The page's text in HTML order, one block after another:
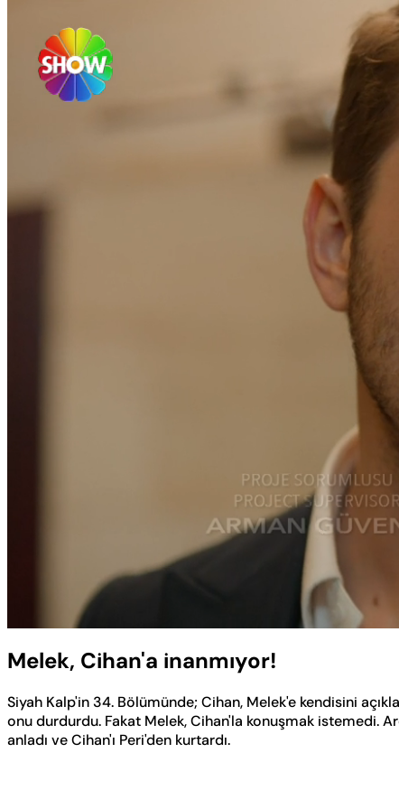
Sesi
Aç
Melek, Cihan'a inanmıyor!
Siyah Kalp'in 34. Bölümünde; Cihan, Melek'e kendisini
onu durdurdu. Fakat Melek, Cihan'la konuşmak istemedi.
anladı ve Cihan'ı Peri'den kurtardı.